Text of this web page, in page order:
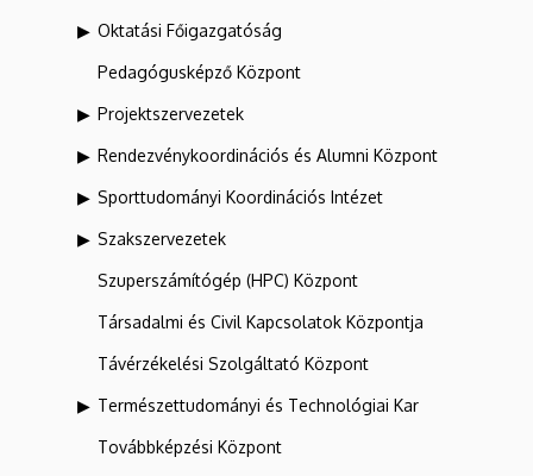
Oktatási Főigazgatóság
Pedagógusképző Központ
Projektszervezetek
Rendezvénykoordinációs és Alumni Központ
Sporttudományi Koordinációs Intézet
Szakszervezetek
Szuperszámítógép (HPC) Központ
Társadalmi és Civil Kapcsolatok Központja
Távérzékelési Szolgáltató Központ
Természettudományi és Technológiai Kar
Továbbképzési Központ